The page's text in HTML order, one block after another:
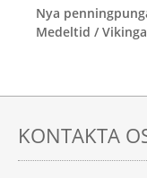
Nya
Medeltid /
KONTAKTA